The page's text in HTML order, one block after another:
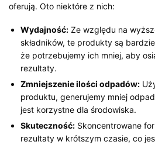
oferują. Oto niektóre z nich:
Wydajność: Ze względu na
składników, te produkty są
że potrzebujemy ich mniej, aby
rezultaty.
Zmniejszenie ilości odpadów:
produktu, generujemy mniej
jest korzystne dla środowiska.
Skuteczność: Skoncentrowane
rezultaty w krótszym czasie, co